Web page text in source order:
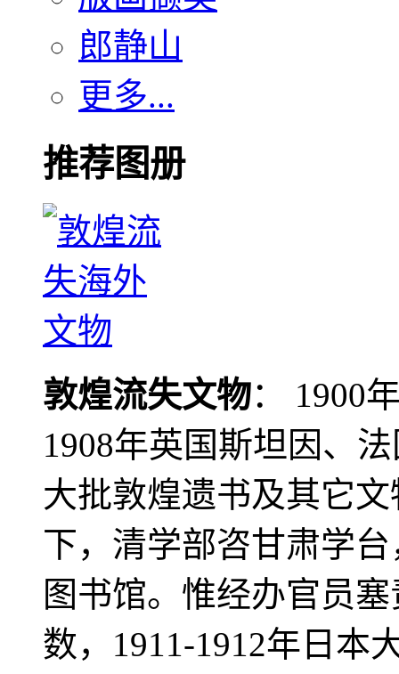
郎静山
更多...
推荐图册
敦煌流失文物： 1900
1908年英国斯坦因、
大批敦煌遗书及其它
下，清学部咨甘肃学
图书馆。惟经办官员
数，1911-1912年日本